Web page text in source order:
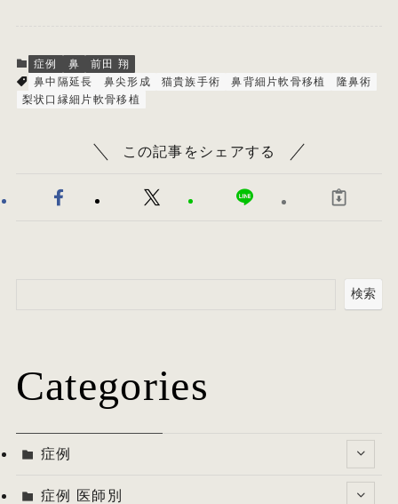
症例 鼻
前田 翔
鼻中隔延長
鼻尖形成 猫貴族手術 鼻背細片軟骨移植
隆鼻術
梨状口縁細片軟骨移植
この記事をシェアする
検索
Categories
症例
症例 医師別